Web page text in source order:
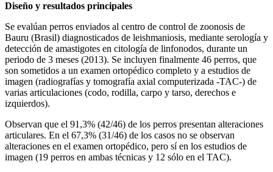
Diseño y resultados principales
Se evalúan perros enviados al centro de control de zoonosis de
Bauru (Brasil) diagnosticados de leishmaniosis, mediante serología y
detección de amastigotes en citología de linfonodos, durante un
periodo de 3 meses (2013). Se incluyen finalmente 46 perros, que
son sometidos a un examen ortopédico completo y a estudios de
imagen (radiografías y tomografía axial computerizada -TAC-) de
varias articulaciones (codo, rodilla, carpo y tarso, derechos e
izquierdos).
Observan que el 91,3% (42/46) de los perros presentan alteraciones
articulares. En el 67,3% (31/46) de los casos no se observan
alteraciones en el examen ortopédico, pero sí en los estudios de
imagen (19 perros en ambas técnicas y 12 sólo en el TAC).